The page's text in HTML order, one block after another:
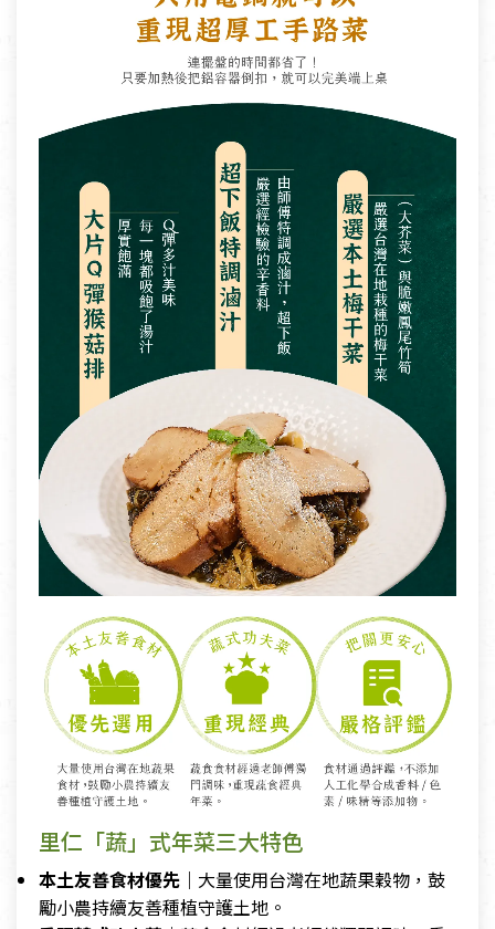
里仁「蔬」式年菜三大特色
本土友善食材優先 ｜大量使用台灣在地蔬果穀物，鼓
勵小農持續友善種植守護土地。